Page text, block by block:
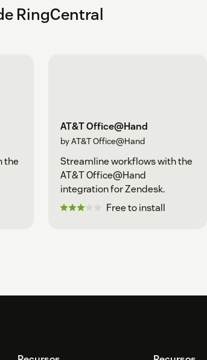
RingCentral
the
AT&T Office@Hand
by AT&T Office@Hand
Streamline workflows with the
AT&T Office@Hand
integration for Zendesk.
Free to install